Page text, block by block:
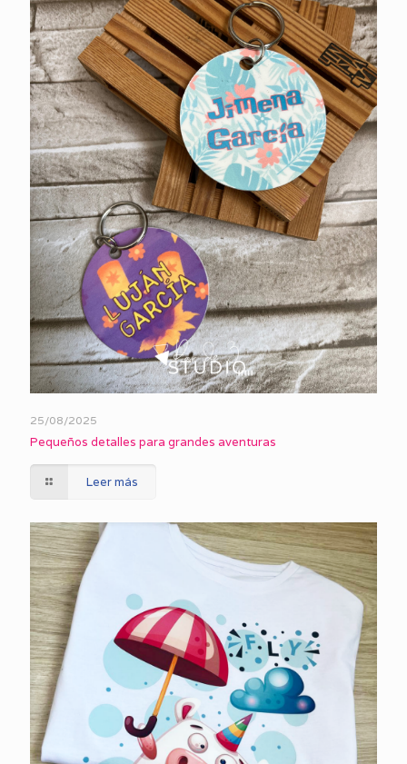
25/08/2025
Pequeños detalles para grandes aventuras
Leer más